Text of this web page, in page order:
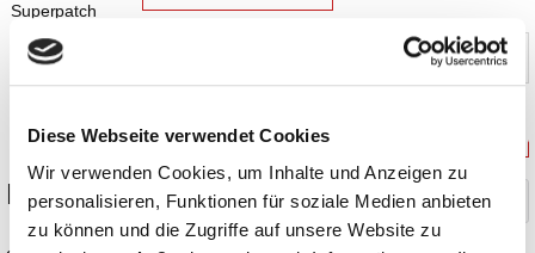
Diese Webseite verwendet Cookies
Wir verwenden Cookies, um Inhalte und Anzeigen zu
personalisieren, Funktionen für soziale Medien anbieten
zu können und die Zugriffe auf unsere Website zu
Passwort vergeben
Superpatch
Pflaster
Ubiquinol Q10
Blog